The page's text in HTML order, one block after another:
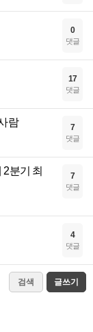
0
댓글
17
댓글
람 7
댓글
분기 최
7
댓글
4
댓글
검색 글쓰기